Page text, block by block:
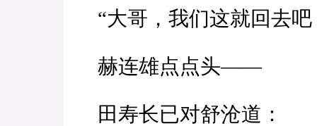
“大哥，我们这就回去吧
赫连雄点点头——
田寿长已对舒沧道：